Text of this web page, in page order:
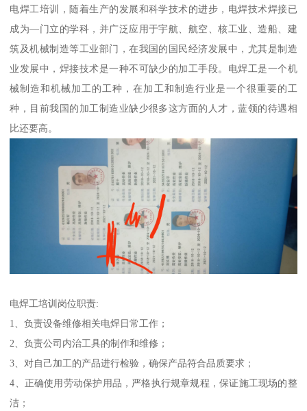
电焊工培训，随着生产的发展和科学技术的进步，电焊技术焊接已
成为—门立的学科，并广泛应用于宇航、航空、核工业、造船、建
筑及机械制造等工业部门，在我国的国民经济发展中，尤其是制造
业发展中，焊接技术是一种不可缺少的加工手段。电焊工是一个机
械制造和机械加工的工种，在加工和制造行业是一个很重要的工
种，目前我国的加工制造业缺少很多这方面的人才，蓝领的待遇相
比还要高。
电焊工培训岗位职责:
1、负责设备维修相关电焊日常工作；
2、负责公司内治工具的制作和维修；
3、对自己加工的产品进行检验，确保产品符合品质要求；
4、正确使用劳动保护用品，严格执行规章规程，保证施工现场的整
洁；